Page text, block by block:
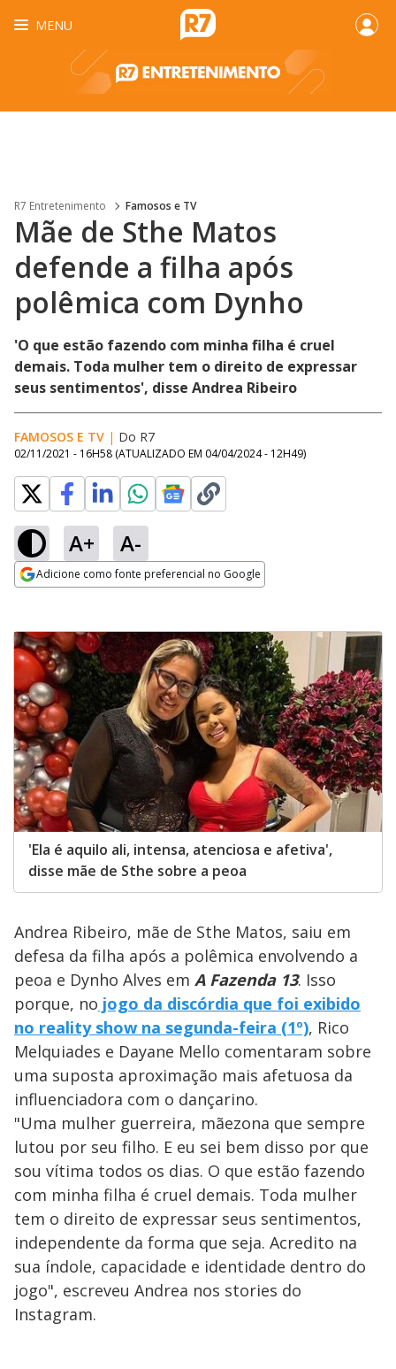
MENU
R7 Entretenimento Famosos e TV
Mãe de Sthe Matos
defende a filha após
polêmica com Dynho
'O que estão fazendo com minha filha é cruel
demais. Toda mulher tem o direito de expressar
seus sentimentos', disse Andrea Ribeiro
FAMOSOS E TV | Do R7
02/11/2021 - 16H58 (ATUALIZADO EM 04/04/2024 - 12H49)
A+ A-
Adicione como fonte preferencial no Google
'Ela é aquilo ali, intensa, atenciosa e afetiva',
disse mãe de Sthe sobre a peoa
Andrea Ribeiro, mãe de Sthe Matos, saiu em
defesa da filha após a polêmica envolvendo a
peoa e Dynho Alves em A Fazenda 13. Isso
porque, no jogo da discórdia que foi exibido
no reality show na segunda-feira (1º), Rico
Melquiades e Dayane Mello comentaram sobre
uma suposta aproximação mais afetuosa da
influenciadora com o dançarino.
"Uma mulher guerreira, mãezona que sempre
lutou por seu filho. E eu sei bem disso por que
sou vítima todos os dias. O que estão fazendo
com minha filha é cruel demais. Toda mulher
tem o direito de expressar seus sentimentos,
independente da forma que seja. Acredito na
sua índole, capacidade e identidade dentro do
jogo", escreveu Andrea nos stories do
Instagram.